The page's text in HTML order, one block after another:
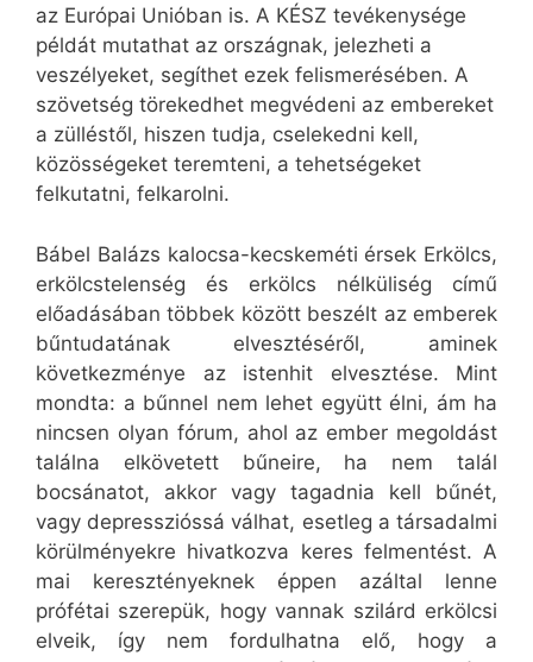
az Európai Unióban is. A KÉSZ tevékenysége
példát mutathat az országnak, jelezheti a
veszélyeket, segíthet ezek felismerésében. A
szövetség törekedhet megvédeni az embereket
a zülléstől, hiszen tudja, cselekedni kell,
közösségeket teremteni, a tehetségeket
felkutatni, felkarolni.
Bábel Balázs kalocsa-kecskeméti érsek Erkölcs,
erkölcstelenség és erkölcs nélküliség című
előadásában többek között beszélt az emberek
bűntudatának elvesztéséről, aminek
következménye az istenhit elvesztése. Mint
mondta: a bűnnel nem lehet együtt élni, ám ha
nincsen olyan fórum, ahol az ember megoldást
találna elkövetett bűneire, ha nem talál
bocsánatot, akkor vagy tagadnia kell bűnét,
vagy depresszióssá válhat, esetleg a társadalmi
körülményekre hivatkozva keres felmentést. A
mai keresztényeknek éppen azáltal lenne
prófétai szerepük, hogy vannak szilárd erkölcsi
elveik, így nem fordulhatna elő, hogy a